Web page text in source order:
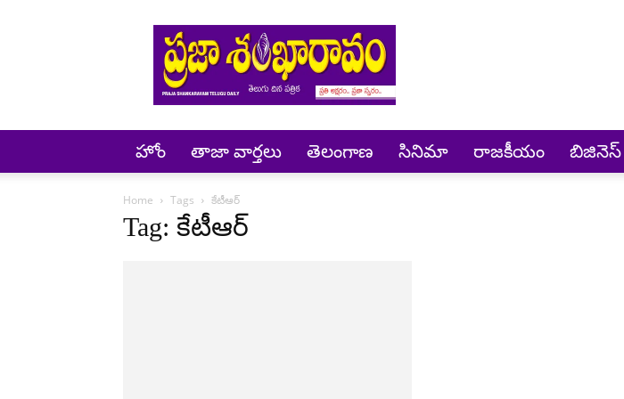
Prajashankaravam
హోం తాజా వార్తలు తెలంగాణ సినిమా రాజకీయం బిజినెస్
Home Tags కేటీఆర్
Tag: కేటీఆర్